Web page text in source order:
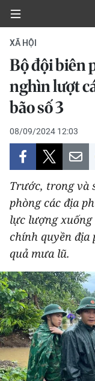
CHÍNH TRỊ
KINH TẾ
VĂN HÓA
XÃ HỘI
PHÁP LUẬT
DU LỊCH
THẾ GIỚI
THỂ THAO
GIÁO DỤC
Y TẾ
KHOA HỌC -
XÃ HỘI
Bộ đội biên
nghìn lượt
bão số 3
08/09/2024 12:03
Trước, trong và
phòng các địa
lực lượng xuống
chính quyền địa
quả mưa lũ.